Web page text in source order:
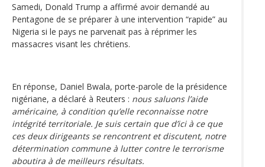
Samedi, Donald Trump a affirmé avoir demandé au
Pentagone de se préparer à une intervention “rapide” au
Nigeria si le pays ne parvenait pas à réprimer les
massacres visant les chrétiens.
En réponse, Daniel Bwala, porte-parole de la présidence
nigériane, a déclaré à Reuters : nous saluons l’aide
américaine, à condition qu’elle reconnaisse notre
intégrité territoriale. Je suis certain que d’ici à ce que
ces deux dirigeants se rencontrent et discutent, notre
détermination commune à lutter contre le terrorisme
aboutira à de meilleurs résultats.